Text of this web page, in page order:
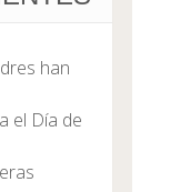
han
el Día de